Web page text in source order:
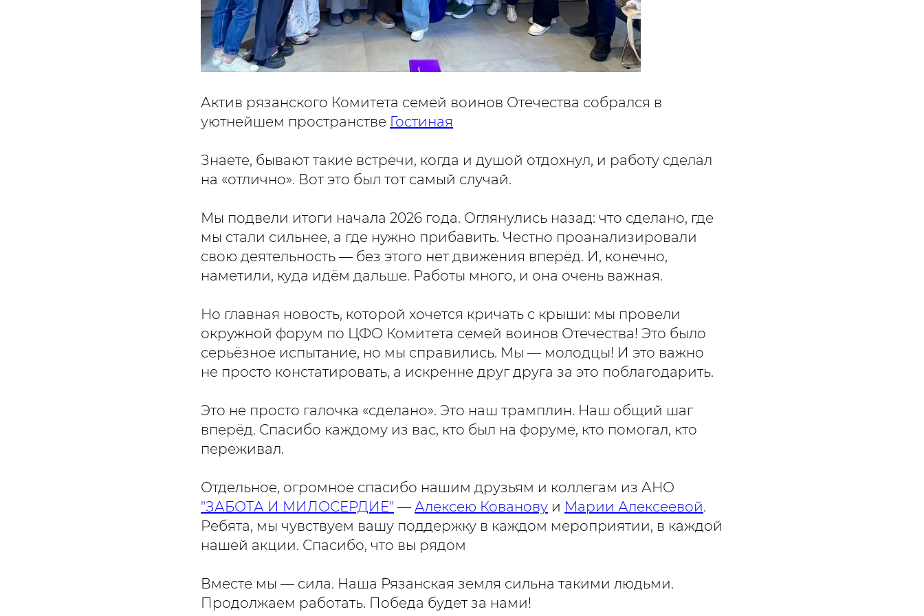
Актив рязанского Комитета семей воинов Отечества собрался в
уютнейшем пространстве Гостиная
Знаете, бывают такие встречи, когда и душой отдохнул, и работу сделал
на «отлично». Вот это был тот самый случай.
Мы подвели итоги начала 2026 года. Оглянулись назад: что сделано, где
мы стали сильнее, а где нужно прибавить. Честно проанализировали
свою деятельность — без этого нет движения вперёд. И, конечно,
наметили, куда идём дальше. Работы много, и она очень важная.
Но главная новость, которой хочется кричать с крыши: мы провели
окружной форум по ЦФО Комитета семей воинов Отечества! Это было
серьёзное испытание, но мы справились. Мы — молодцы! И это важно
не просто констатировать, а искренне друг друга за это поблагодарить.
Это не просто галочка «сделано». Это наш трамплин. Наш общий шаг
вперёд. Спасибо каждому из вас, кто был на форуме, кто помогал, кто
переживал.
Отдельное, огромное спасибо нашим друзьям и коллегам из АНО
"ЗАБОТА И МИЛОСЕРДИЕ" — Алексею Кованову и Марии Алексеевой.
Ребята, мы чувствуем вашу поддержку в каждом мероприятии, в каждой
нашей акции. Спасибо, что вы рядом
Вместе мы — сила. Наша Рязанская земля сильна такими людьми.
Продолжаем работать. Победа будет за нами!